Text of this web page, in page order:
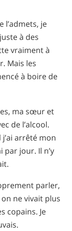
l’admets, je
à des
vraiment à
Mais les
à boire de
ma sœur et
de l’alcool.
j’ai arrêté mon
par jour. Il n’y
parler,
ne vivait plus
copains. Je